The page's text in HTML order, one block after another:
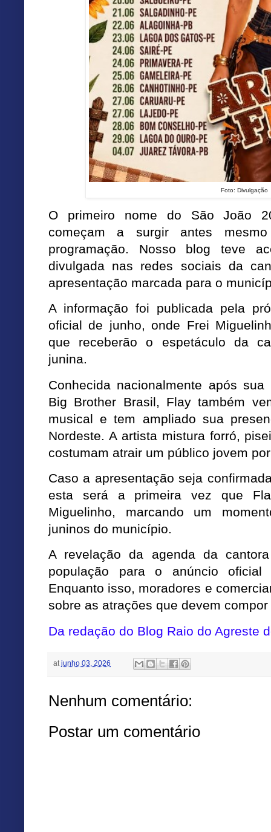
Foto: Divulgação
O primeiro nome do São João
começam a surgir antes
programação. Nosso blog teve
divulgada nas redes sociais da
apresentação marcada para o
A informação foi publicada pela
oficial de junho, onde Frei
que receberão o espetáculo da
junina.
Conhecida nacionalmente após
Big Brother Brasil, Flay também
musical e tem ampliado sua
Nordeste. A artista mistura forró,
costumam atrair um público jovem
Caso a apresentação seja
esta será a primeira vez que
Miguelinho, marcando um
juninos do município.
A revelação da agenda da
população para o anúncio oficial
Enquanto isso, moradores e
sobre as atrações que devem
Da redação do Blog Raio do Agreste
at junho 03, 2026
Nenhum comentário:
Postar um comentário